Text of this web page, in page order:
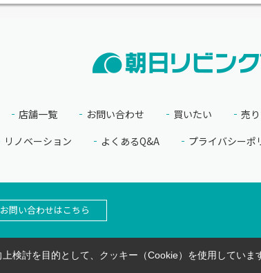
店舗一覧 お問い合わせ 買いたい 売
リノベーション よくあるQ&A プライバシーポ
お問い合わせはこちら
検討を目的として、クッキー（Cookie）を使用していま